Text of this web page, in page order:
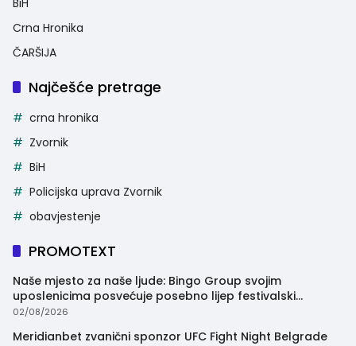
Crna Hronika
ČARŠIJA
Najčešće pretrage
crna hronika
Zvornik
BiH
Policijska uprava Zvornik
obavjestenje
PROMOTEXT
Naše mjesto za naše ljude: Bingo Group svojim
uposlenicima posvećuje posebno lijep festivalski
trenutak
02/08/2026
Meridianbet zvanični sponzor UFC Fight Night Belgrade